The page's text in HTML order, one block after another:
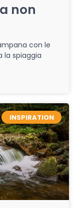
non
con le
la spiaggia
INSPIRATION